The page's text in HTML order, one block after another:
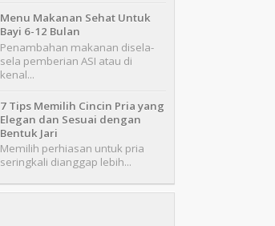
Menu Makanan Sehat Untuk
Bayi 6-12 Bulan
Penambahan makanan disela-
sela pemberian ASI atau di
kenal...
7 Tips Memilih Cincin Pria yang
Elegan dan Sesuai dengan
Bentuk Jari
Memilih perhiasan untuk pria
seringkali dianggap lebih...